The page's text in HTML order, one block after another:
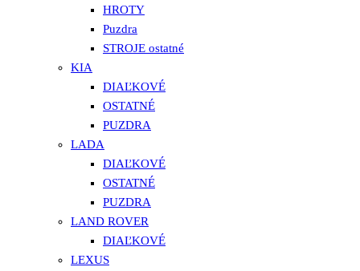
HROTY
Puzdra
STROJE ostatné
KIA
DIAĽKOVÉ
OSTATNÉ
PUZDRA
LADA
DIAĽKOVÉ
OSTATNÉ
PUZDRA
LAND ROVER
DIAĽKOVÉ
LEXUS